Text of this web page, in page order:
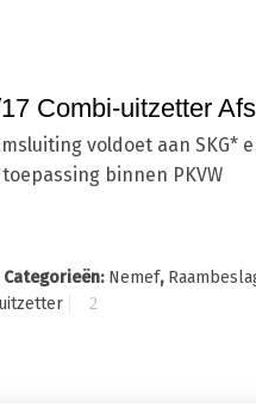
Combi-uitzetter
voldoet aan SKG*
binnen PKVW
Categorieën: Nemef,